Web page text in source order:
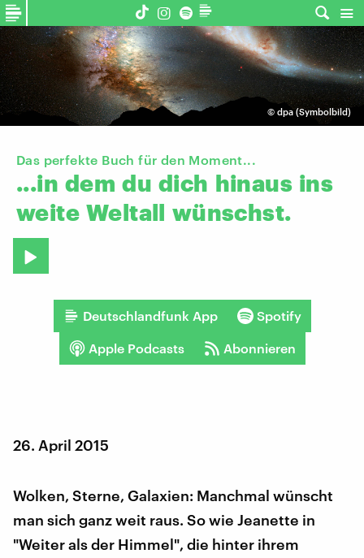
© dpa (Symbolbild)
Das perfekte Buch für den Moment...
...in dem du dich hinaus ins
weite Weltall wünschst.
Deutschlandfunk App Spotify
Apple Podcasts Abonnieren
26. April 2015
Wolken, Sterne, Galaxien: Manchmal wünscht
man sich ganz weit raus. So wie Jeanette in
"Weiter als der Himmel", die hinter ihrem